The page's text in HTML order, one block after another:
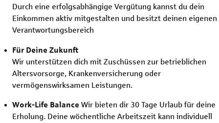
Durch eine erfolgsabhängige Vergütung kannst du dein
Einkommen aktiv mitgestalten und besitzt deinen eigenen
Verantwortungsbereich
Für Deine Zukunft
Wir unterstützen dich mit Zuschüssen zur betrieblichen
Altersvorsorge, Krankenversicherung oder
vermögenswirksamen Leistungen.
Work-Life Balance Wir bieten dir 30 Tage Urlaub für deine
Erholung. Deine wöchentliche Arbeitszeit kann individuell